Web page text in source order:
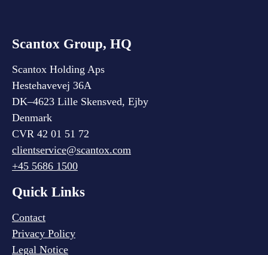
Scantox Group, HQ
Scantox Holding Aps
Hestehavevej 36A
DK–4623 Lille Skensved, Ejby
Denmark
CVR 42 01 51 72
clientservice@scantox.com
+45 5686 1500
Quick Links
Contact
Privacy Policy
Legal Notice